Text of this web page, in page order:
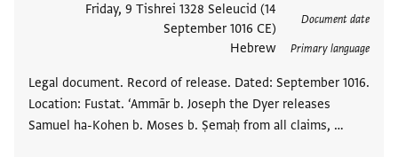
Document date
Friday, 9 Tishrei 1328 Seleucid (14
September 1016 CE)
Primary language
Hebrew
Legal document. Record of release. Dated: September 1016.
Location: Fustat. ‘Ammār b. Joseph the Dyer releases
Samuel ha-Kohen b. Moses b. Ṣemaḥ from all claims, …